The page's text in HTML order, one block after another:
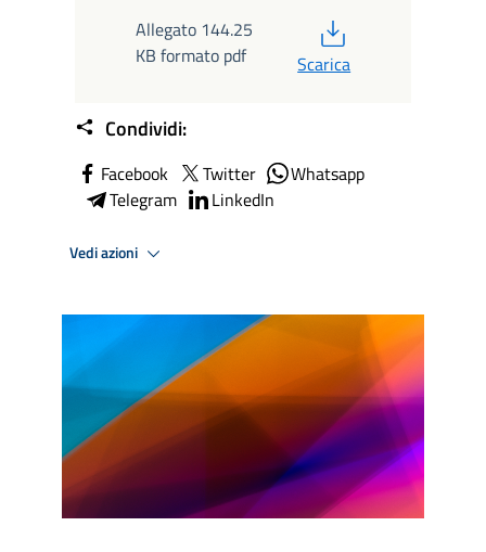
Allegato 144.25
KB formato pdf
Scarica
Condividi:
Facebook Twitter
Whatsapp
Telegram
LinkedIn
Vedi azioni